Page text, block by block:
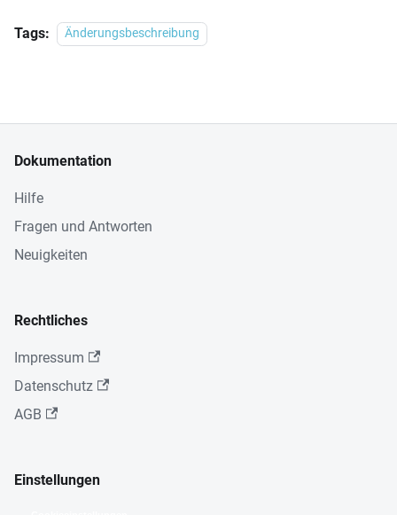
Tags: Änderungsbeschreibung
Dokumentation
Hilfe
Fragen und Antworten
Neuigkeiten
Rechtliches
Impressum
Datenschutz
AGB
Einstellungen